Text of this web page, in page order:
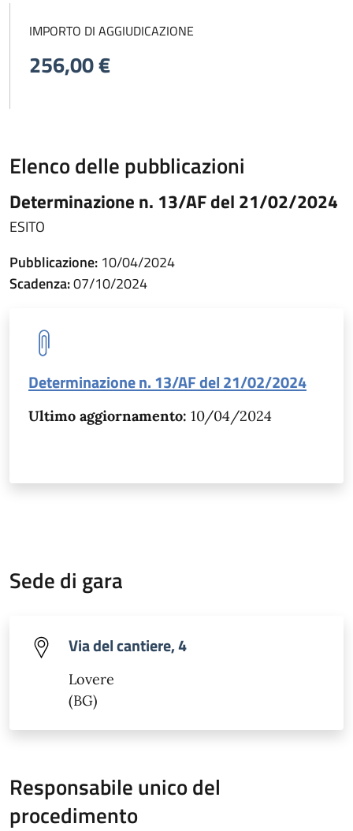
IMPORTO DI AGGIUDICAZIONE
256,00 €
Elenco delle pubblicazioni
Determinazione n. 13/AF del 21/02/2024
ESITO
Pubblicazione: 10/04/2024
Scadenza:07/10/2024
Determinazione n. 13/AF del 21/02/2024
Ultimo aggiornamento: 10/04/2024
Sede di gara
Via del cantiere, 4
Lovere
(BG)
Responsabile unico del
procedimento